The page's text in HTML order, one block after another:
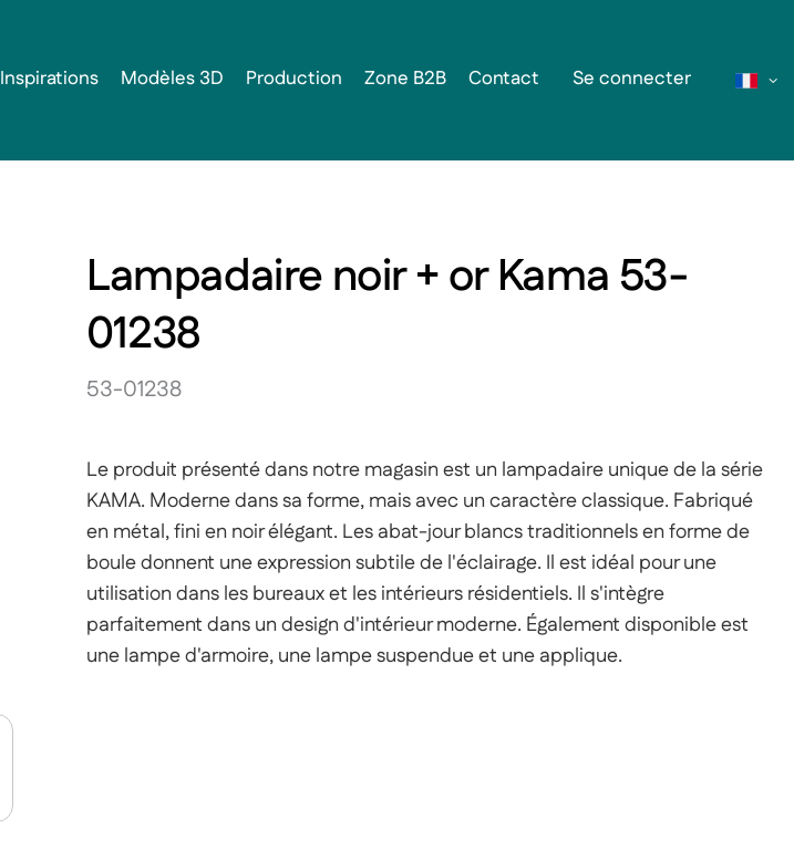
Se connecter
Inspirations Modèles 3D Production Zone B2B Contact
Lampadaire noir + or Kama 53-
01238
53-01238
Le produit présenté dans notre magasin est un lampadaire unique de la série
KAMA. Moderne dans sa forme, mais avec un caractère classique. Fabriqué
en métal, fini en noir élégant. Les abat-jour blancs traditionnels en forme de
boule donnent une expression subtile de l'éclairage. Il est idéal pour une
utilisation dans les bureaux et les intérieurs résidentiels. Il s'intègre
parfaitement dans un design d'intérieur moderne. Également disponible est
une lampe d'armoire, une lampe suspendue et une applique.